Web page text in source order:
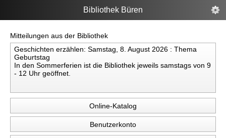
Bibliothek Büren
Benutzerkonto
Online-Katalog
Geschichten erzählen: Samstag, 8. August 2026 : Thema
Geburtstag
In den Sommerferien ist die Bibliothek jeweils samstags von 9
- 12 Uhr geöffnet.
Mitteilungen aus der Bibliothek